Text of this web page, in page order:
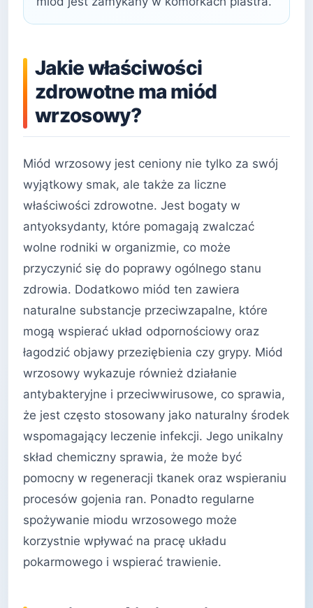
Jakie właściwości
zdrowotne ma miód
wrzosowy?
Miód wrzosowy jest ceniony nie tylko za swój
wyjątkowy smak, ale także za liczne
właściwości zdrowotne. Jest bogaty w
antyoksydanty, które pomagają zwalczać
wolne rodniki w organizmie, co może
przyczynić się do poprawy ogólnego stanu
zdrowia. Dodatkowo miód ten zawiera
naturalne substancje przeciwzapalne, które
mogą wspierać układ odpornościowy oraz
łagodzić objawy przeziębienia czy grypy. Miód
wrzosowy wykazuje również działanie
antybakteryjne i przeciwwirusowe, co sprawia,
że jest często stosowany jako naturalny środek
wspomagający leczenie infekcji. Jego unikalny
skład chemiczny sprawia, że może być
pomocny w regeneracji tkanek oraz wspieraniu
procesów gojenia ran. Ponadto regularne
spożywanie miodu wrzosowego może
korzystnie wpływać na pracę układu
pokarmowego i wspierać trawienie.